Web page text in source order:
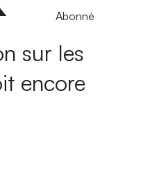
Abonné
sur les
encore